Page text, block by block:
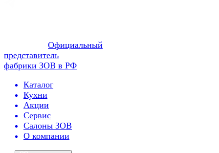
Официальный
представитель
фабрики ЗОВ в РФ
Каталог
Кухни
Акции
Сервис
Салоны ЗОВ
О компании